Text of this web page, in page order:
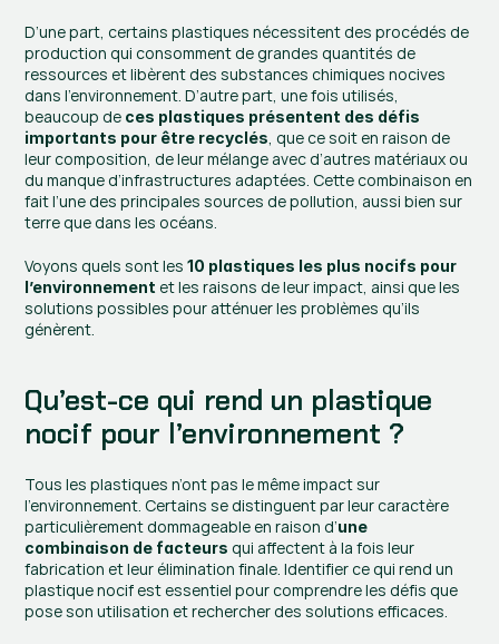
D’une part, certains plastiques nécessitent des procédés de
production qui consomment de grandes quantités de
ressources et libèrent des substances chimiques nocives
dans l’environnement. D’autre part, une fois utilisés,
beaucoup de ces plastiques présentent des défis
importants pour être recyclés, que ce soit en raison de
leur composition, de leur mélange avec d’autres matériaux ou
du manque d’infrastructures adaptées. Cette combinaison en
fait l’une des principales sources de pollution, aussi bien sur
terre que dans les océans.
Voyons quels sont les 10 plastiques les plus nocifs pour
l’environnement et les raisons de leur impact, ainsi que les
solutions possibles pour atténuer les problèmes qu’ils
génèrent.
Qu’est-ce qui rend un plastique
nocif pour l’environnement ?
Tous les plastiques n’ont pas le même impact sur
l’environnement. Certains se distinguent par leur caractère
particulièrement dommageable en raison d’une
combinaison de facteurs qui affectent à la fois leur
fabrication et leur élimination finale. Identifier ce qui rend un
plastique nocif est essentiel pour comprendre les défis que
pose son utilisation et rechercher des solutions efficaces.